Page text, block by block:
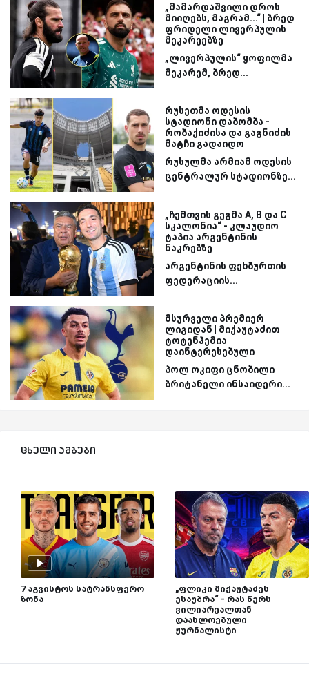
„მამარდაშვილი დროს
მიიღებს, მაგრამ...“ | ბრედ
ფრიდელი ლივერპულის
მეკარეებზე
„ლივერპულის“ ყოფილმა
მეკარემ, ბრედ...
რუსეთმა ოდესის
სტადიონი დაბომბა -
რობაქიძისა და გაგნიძის
მატჩი გადაიდო
რუსულმა არმიამ ოდესის
ცენტრალურ სტადიონზე...
„ჩემთვის გეგმა A, B და C
სკალონია“ - კლაუდიო
ტაპია არგენტინის
ნაკრებზე
არგენტინის ფეხბურთის
ფედერაციის...
მსურველი პრემიერ
ლიგიდან | მიქაუტაძით
ტოტენჰემია
დაინტერესებული
პოლ ოკიფი ცნობილი
ბრიტანელი ინსაიდერი...
ცხელი ამბები
7 აგვისტოს სატრანსფერო
ზონა
„ფლიკი მიქაუტაძეს
ესაუბრა“ - რას წერს
ვილიარეალთან
დაახლოებული
ჟურნალისტი